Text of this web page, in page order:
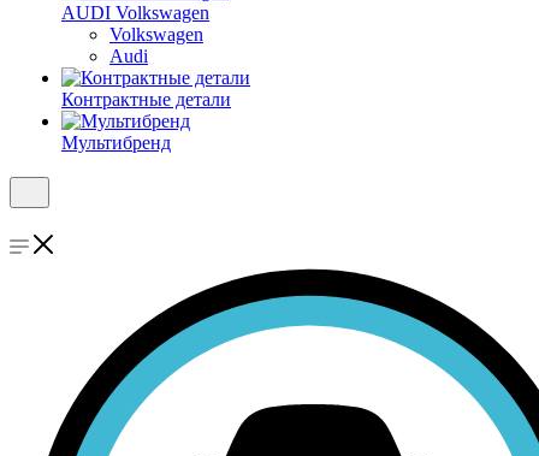
AUDI Volkswagen
Volkswagen
Audi
Контрактные детали
Мультибренд